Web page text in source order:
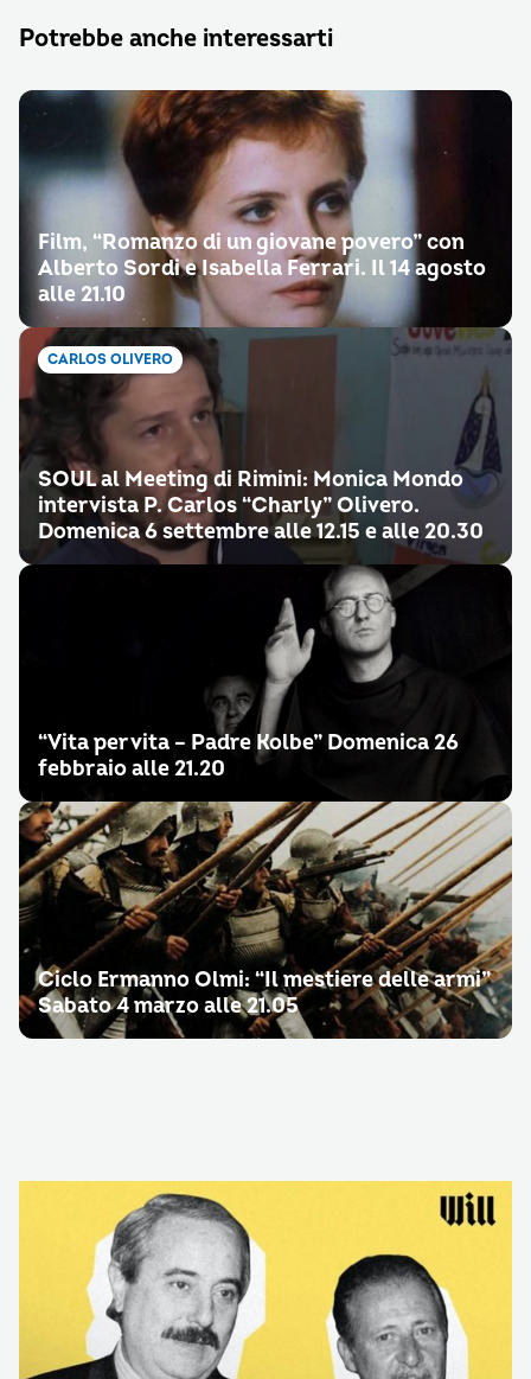
Potrebbe anche interessarti
Film, “Romanzo di un giovane povero” con
Alberto Sordi e Isabella Ferrari. Il 14 agosto
alle 21.10
CARLOS OLIVERO
SOUL al Meeting di Rimini: Monica Mondo
intervista P. Carlos “Charly” Olivero.
Domenica 6 settembre alle 12.15 e alle 20.30
“Vita per vita – Padre Kolbe” Domenica 26
febbraio alle 21.20
Ciclo Ermanno Olmi: “Il mestiere delle armi”
Sabato 4 marzo alle 21.05